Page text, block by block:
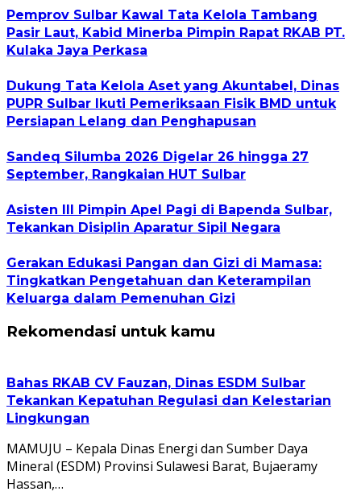
Pemprov Sulbar Kawal Tata Kelola Tambang
Pasir Laut, Kabid Minerba Pimpin Rapat RKAB PT.
Kulaka Jaya Perkasa
Dukung Tata Kelola Aset yang Akuntabel, Dinas
PUPR Sulbar Ikuti Pemeriksaan Fisik BMD untuk
Persiapan Lelang dan Penghapusan
Sandeq Silumba 2026 Digelar 26 hingga 27
September, Rangkaian HUT Sulbar
Asisten III Pimpin Apel Pagi di Bapenda Sulbar,
Tekankan Disiplin Aparatur Sipil Negara
Gerakan Edukasi Pangan dan Gizi di Mamasa:
Tingkatkan Pengetahuan dan Keterampilan
Keluarga dalam Pemenuhan Gizi
Rekomendasi untuk kamu
Bahas RKAB CV Fauzan, Dinas ESDM Sulbar
Tekankan Kepatuhan Regulasi dan Kelestarian
Lingkungan
MAMUJU – Kepala Dinas Energi dan Sumber Daya
Mineral (ESDM) Provinsi Sulawesi Barat, Bujaeramy
Hassan,…